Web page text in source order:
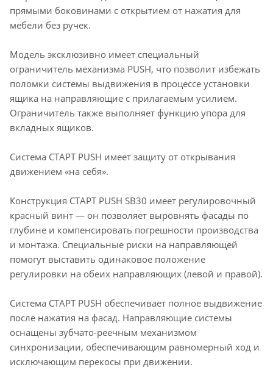
прямыми боковинами с открытием от нажатия для
мебели без ручек.
Модель эксклюзивно имеет специальный
ограничитель механизма PUSH, что позволит избежать
поломки системы выдвижения в процессе установки
ящика на направляющие с прилагаемым усилием.
Ограничитель также выполняет функцию упора для
вкладных ящиков.
Система СТАРТ PUSH имеет защиту от открывания
движением «на себя».
Конструкция СТАРТ PUSH SB30 имеет регулировочный
красный винт — он позволяет выровнять фасады по
глубине и компенсировать погрешности производства
и монтажа. Специальные риски на направляющей
помогут выставить одинаковое положение
регулировки на обеих направляющих (левой и правой).
Система СТАРТ PUSH обеспечивает полное выдвижение
после нажатия на фасад. Направляющие системы
оснащены зубчато-реечным механизмом
синхронизации, обеспечивающим равномерный ход и
исключающим перекосы при движении.